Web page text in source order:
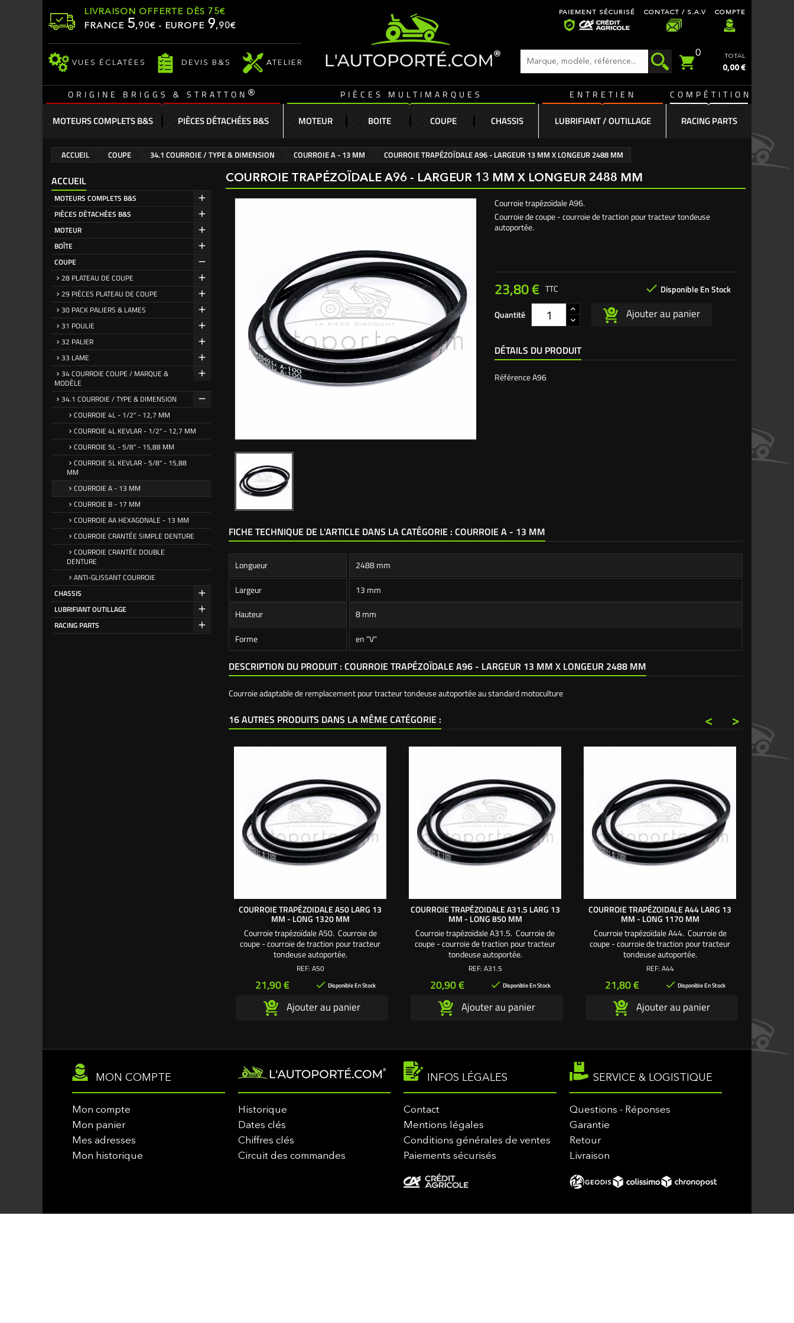
LIVRAISON OFFERTE DÈS 75€
FRANCE 5,90€ - EUROPE 9,90€
VUES ÉCLATÉES DEVIS B&S ATELIER
PAIEMENT SÉCURISÉ CONTACT / S.A.V COMPTE
0 TOTAL
0,00 €
ORIGINE BRIGGS & STRATTON ® PIÈCES MULTIMARQUES ENTRETIEN COMPÉTITION
MOTEURS COMPLETS B&S PIÈCES DÉTACHÉES B&S MOTEUR BOITE COUPE CHASSIS LUBRIFIANT / OUTILLAGE RACING PARTS
ACCUEIL COUPE 34.1 COURROIE / TYPE & DIMENSION COURROIE A - 13 MM COURROIE TRAPÉZOÏDALE A96 - LARGEUR 13 MM X LONGEUR 2488 MM
ACCUEIL
MOTEURS COMPLETS B&S
PIÈCES DÉTACHÉES B&S
MOTEUR
BOÎTE
COUPE
28 PLATEAU DE COUPE
29 PIÈCES PLATEAU DE COUPE
30 PACK PALIERS & LAMES
31 POULIE
32 PALIER
33 LAME
34 COURROIE COUPE / MARQUE &
MODÈLE
34.1 COURROIE / TYPE & DIMENSION
COURROIE 4L - 1/2" - 12,7 MM
COURROIE 4L KEVLAR - 1/2" - 12,7 MM
COURROIE 5L - 5/8" - 15,88 MM
COURROIE 5L KEVLAR - 5/8" - 15,88
MM
COURROIE A - 13 MM
COURROIE B - 17 MM
COURROIE AA HEXAGONALE - 13 MM
COURROIE CRANTÉE SIMPLE DENTURE
COURROIE CRANTÉE DOUBLE
DENTURE
ANTI-GLISSANT COURROIE
CHASSIS
LUBRIFIANT OUTILLAGE
RACING PARTS
COURROIE TRAPÉZOÏDALE A96 - LARGEUR 13 MM X LONGEUR 2488 MM
Courroie trapézoïdale A96.
Courroie de coupe - courroie de traction pour tracteur tondeuse
autoportée.
23,80 €  Disponible En Stock
TTC
Quantité Ajouter au panier
DÉTAILS DU PRODUIT
RéférenceA96
FICHE TECHNIQUE DE L'ARTICLE DANS LA CATÉGORIE : COURROIE A - 13 MM
Longueur
2488 mm
Largeur
13 mm
Hauteur
8 mm
Forme
en "V"
DESCRIPTION DU PRODUIT : COURROIE TRAPÉZOÏDALE A96 - LARGEUR 13 MM X LONGEUR 2488 MM
Courroie adaptable de remplacement pour tracteur tondeuse autoportée au standard motoculture
16 AUTRES PRODUITS DANS LA MÊME CATÉGORIE : >
<
COURROIE TRAPÉZOIDALE A50 LARG 13
MM - LONG 1320 MM
Courroie trapézoïdale A50. Courroie de
coupe - courroie de traction pour tracteur
tondeuse autoportée.
REF: A50
Prix
21,90 €  Disponible En Stock
Ajouter au panier
COURROIE TRAPÉZOIDALE A31.5 LARG 13
MM - LONG 850 MM
Courroie trapézoïdale A31.5. Courroie de
coupe - courroie de traction pour tracteur
tondeuse autoportée.
REF: A31.5
Prix
20,90 €  Disponible En Stock
Ajouter au panier
COURROIE TRAPÉZOIDALE A44 LARG 13
MM - LONG 1170 MM
Courroie trapézoïdale A44. Courroie de
coupe - courroie de traction pour tracteur
tondeuse autoportée.
REF: A44
Prix
21,80 €  Disponible En Stock
Ajouter au panier
MON COMPTE
Mon compte
Mon panier
Mes adresses
Mon historique
Historique
Dates clés
Chiffres clés
Circuit des commandes
INFOS LÉGALES
Contact
Mentions légales
Conditions générales de ventes
Paiements sécurisés
SERVICE & LOGISTIQUE
Questions - Réponses
Garantie
Retour
Livraison